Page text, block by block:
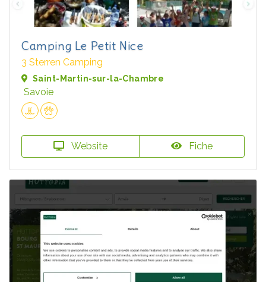
Camping Le Petit Nice
3 Sterren Camping
Saint-Martin-sur-la-Chambre
Savoie
Website Fiche